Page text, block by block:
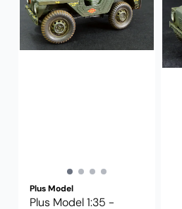
Plus Model
Plus Model 1:35 -